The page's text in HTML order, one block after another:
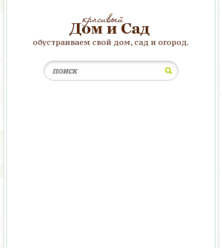
обустраиваем свой дом, сад и огород.